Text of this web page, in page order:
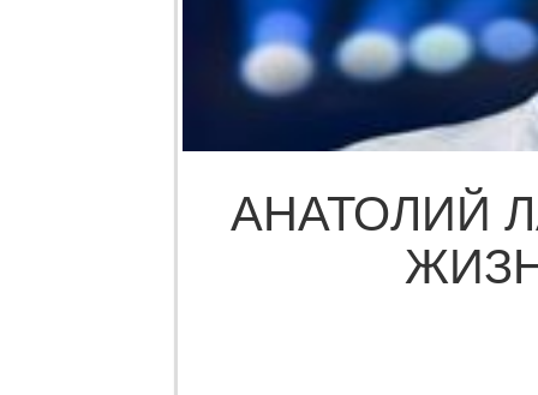
АНАТОЛИЙ